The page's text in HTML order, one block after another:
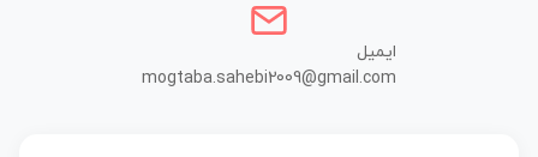
ایمیل
mogtaba.sahebi2009@gmail.com